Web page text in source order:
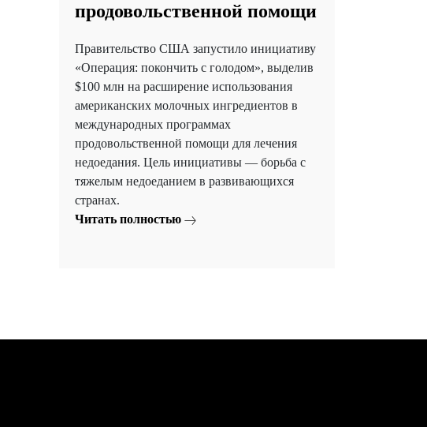
продовольственной помощи
Правительство США запустило инициативу
«Операция: покончить с голодом», выделив
$100 млн на расширение использования
американских молочных ингредиентов в
международных программах
продовольственной помощи для лечения
недоедания. Цель инициативы — борьба с
тяжелым недоеданием в развивающихся
странах.
Читать полностью